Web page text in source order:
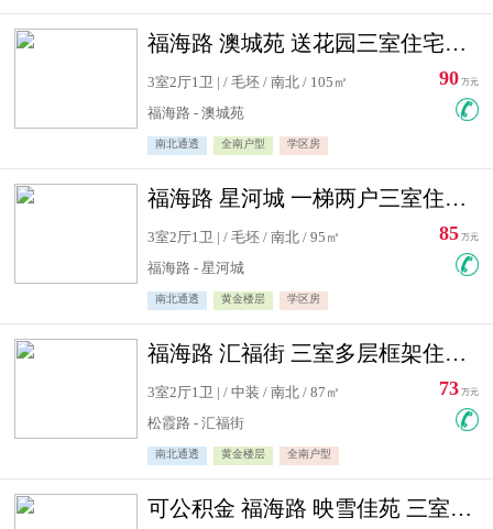
福海路 澳城苑 送花园三室住宅急售
3室2厅1卫 | / 毛坯 / 南北 / 105㎡
福海路 - 澳城苑
南北通透 全南户型 学区房
90 万元
福海路 星河城 一梯两户三室住宅急售
3室2厅1卫 | / 毛坯 / 南北 / 95㎡
福海路 - 星河城
南北通透 黄金楼层 学区房
85 万元
福海路 汇福街 三室多层框架住宅急售
3室2厅1卫 | / 中装 / 南北 / 87㎡
松霞路 - 汇福街
南北通透 黄金楼层 全南户型
73 万元
可公积金 福海路 映雪佳苑 三室住宅急售送小棚